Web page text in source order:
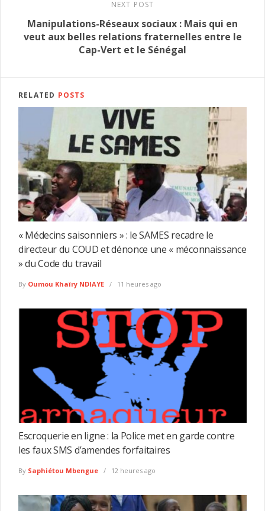
NEXT POST
Manipulations-Réseaux sociaux : Mais qui en
veut aux belles relations fraternelles entre le
Cap-Vert et le Sénégal
RELATED POSTS
« Médecins saisonniers » : le SAMES recadre le
directeur du COUD et dénonce une « méconnaissance
» du Code du travail
By Oumou Khaïry NDIAYE 11 heures ago
Escroquerie en ligne : la Police met en garde contre
les faux SMS d’amendes forfaitaires
By Saphiétou Mbengue 12 heures ago